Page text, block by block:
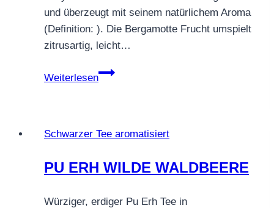
und überzeugt mit seinem natürlichem Aroma
(Definition: ). Die Bergamotte Frucht umspielt
zitrusartig, leicht…
Weiterlesen
Schwarztee
Schwarzer Tee aromatisiert
PU ERH WILDE WALDBEERE
Würziger, erdiger Pu Erh Tee in